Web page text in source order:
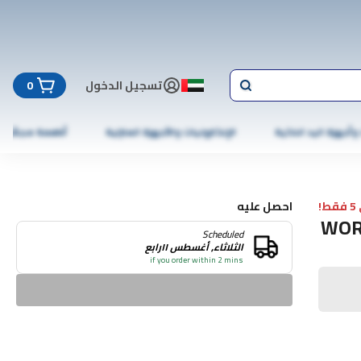
تسجيل الدخول 0
اليد الذكية الإلكترونيات والأجهزة المنزلية أطعمة مجمّدة
احصل عليه
Scheduled
الثلاثاء, أغسطس ١١رابع
if you order within 2 mins